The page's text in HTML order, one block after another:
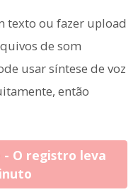
texto ou fazer upload
de som
usar síntese de voz
então
O registro leva